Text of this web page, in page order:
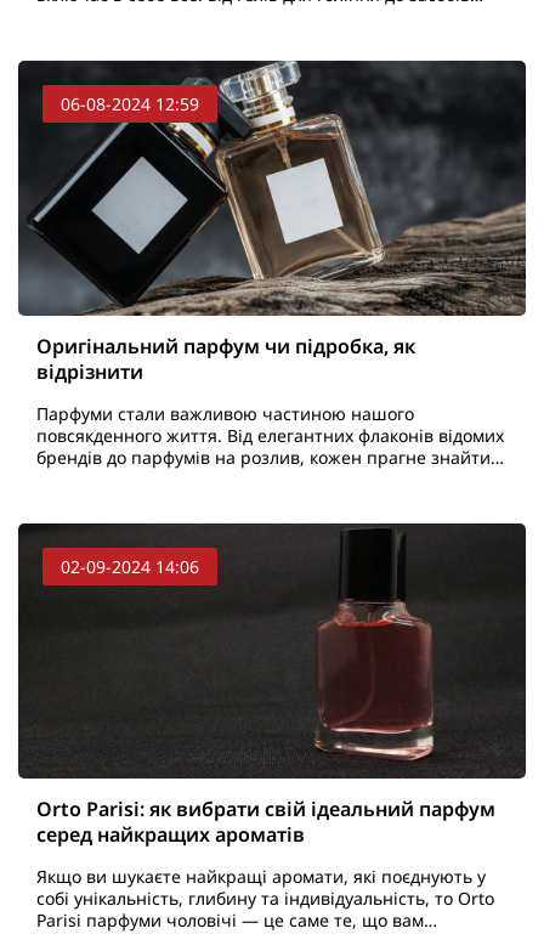
06-08-2024 12:59
Оригінальний парфум чи підробка, як
відрізнити
Парфуми стали важливою частиною нашого
повсякденного життя. Від елегантних флаконів відомих
брендів до парфумів на розлив, кожен прагне знайти
02-09-2024 14:06
Orto Parisi: як вибрати свій ідеальний парфум
серед найкращих ароматів
Якщо ви шукаєте найкращі аромати, які поєднують у
собі унікальність, глибину та індивідуальність, то Orto
Parisi парфуми чоловічі — це саме те, що вам